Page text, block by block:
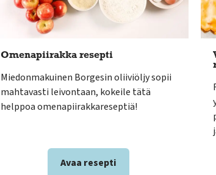
Omenapiirakka resepti
Miedonmakuinen Borgesin oliiviöljy sopii
mahtavasti leivontaan, kokeile tätä
helppoa omenapiirakkareseptiä!
Avaa resepti